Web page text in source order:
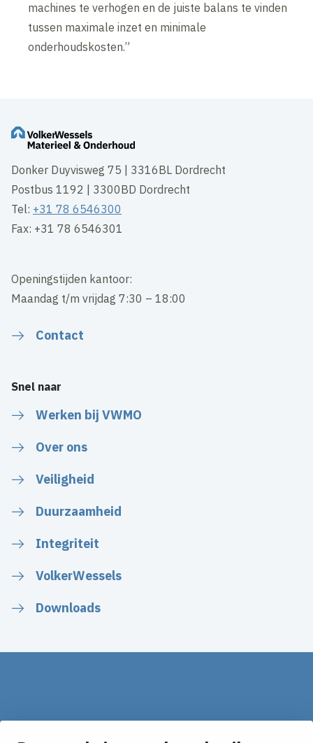
machines te verhogen en de juiste balans te vinden
tussen maximale inzet en minimale
onderhoudskosten.”
Donker Duyvisweg 75 | 3316BL Dordrecht
Postbus 1192 | 3300BD Dordrecht
Tel: +31 78 6546300
Fax: +31 78 6546301
Openingstijden kantoor:
Maandag t/m vrijdag 7:30 – 18:00
Contact
Snel naar
Werken bij VWMO
Over ons
Veiligheid
Duurzaamheid
Integriteit
VolkerWessels
Downloads